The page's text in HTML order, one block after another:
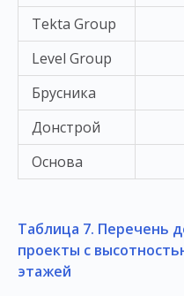
Tekta Group
Level Group
Брусника
Донстрой
Основа
Таблица 7. Перечень
проекты с
этажей